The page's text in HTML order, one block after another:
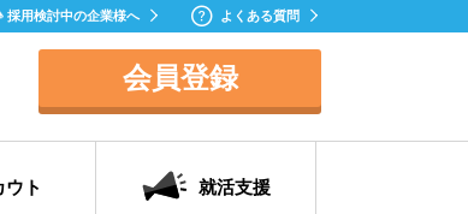
採用検討中の企業様へ よくある質問
会員登録
ウト 就活支援